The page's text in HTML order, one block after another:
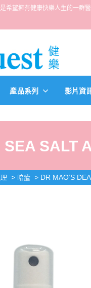
希望擁有健康快樂人生的一
產品系列 影片資
SEA SALT
> 暗瘡 > DR MAO’S